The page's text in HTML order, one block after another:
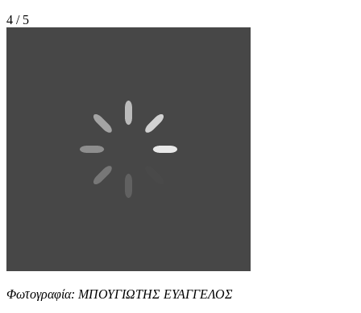
4 / 5
Φωτογραφία: ΜΠΟΥΓΙΩΤΗΣ ΕΥΑΓΓΕΛΟΣ